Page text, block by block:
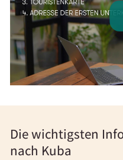
Die wichtigsten
nach Kuba